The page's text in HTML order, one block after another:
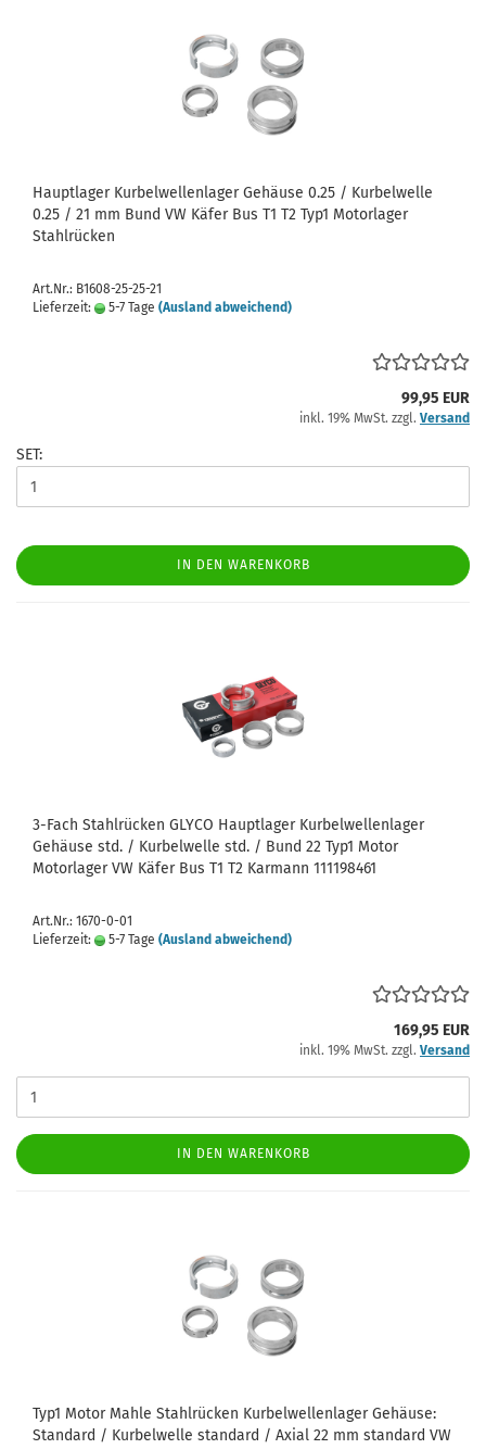
Hauptlager Kurbelwellenlager Gehäuse 0.25 / Kurbelwelle
0.25 / 21 mm Bund VW Käfer Bus T1 T2 Typ1 Motorlager
Stahlrücken
Art.Nr.: B1608-25-25-21
Lieferzeit:
5-7 Tage (Ausland abweichend)
99,95 EUR
inkl. 19% MwSt. zzgl. Versand
SET:
IN DEN WARENKORB
3-Fach Stahlrücken GLYCO Hauptlager Kurbelwellenlager
Gehäuse std. / Kurbelwelle std. / Bund 22 Typ1 Motor
Motorlager VW Käfer Bus T1 T2 Karmann 111198461
Art.Nr.: 1670-0-01
Lieferzeit:
5-7 Tage (Ausland abweichend)
169,95 EUR
inkl. 19% MwSt. zzgl. Versand
IN DEN WARENKORB
Typ1 Motor Mahle Stahlrücken Kurbelwellenlager Gehäuse:
Standard / Kurbelwelle standard / Axial 22 mm standard VW